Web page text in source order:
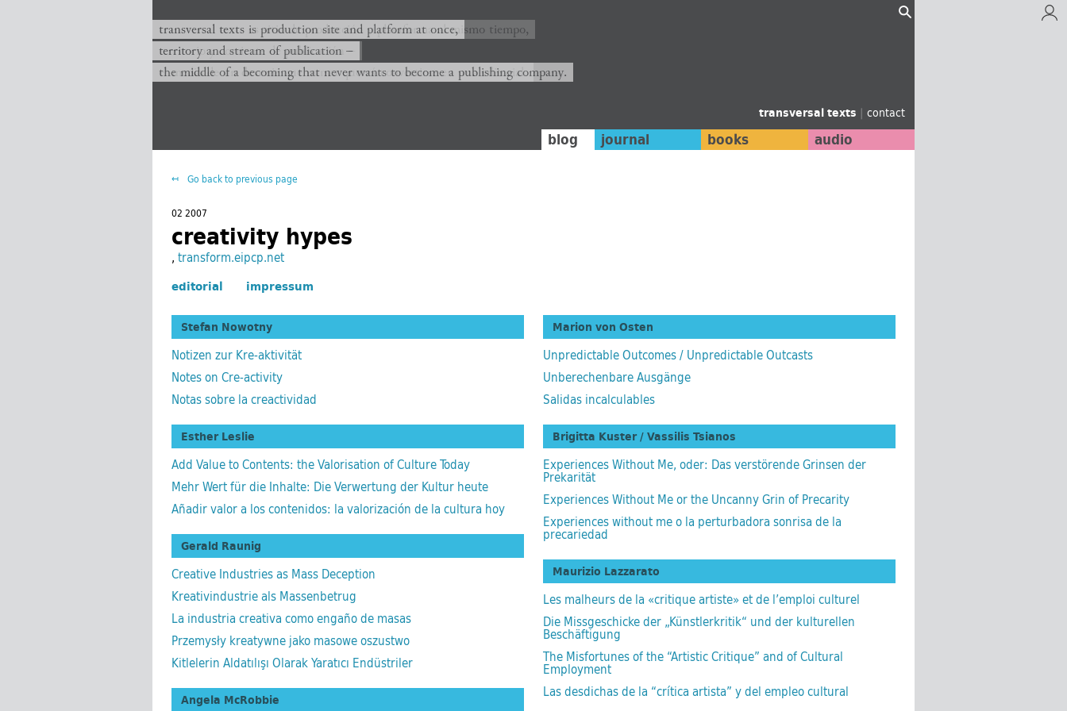
transversal texts es sitio de producción y plataforma al mismo tiempo,
territorio y corriente de publicación −
el medio de un devenir que nunca querrá convertirse en una editorial.
transversal texts is production site and platform at once,
territory and stream of publication −
the middle of a becoming that never wants to become a publishing company.
transversal texts | contact
blog journal books audio
Go back to previous page
02 2007
creativity hypes
, transform.eipcp.net
editorial
impressum
Stefan Nowotny
Notizen zur Kre-aktivität
Notes on Cre-activity
Notas sobre la creactividad
Esther Leslie
Add Value to Contents: the Valorisation of Culture Today
Mehr Wert für die Inhalte: Die Verwertung der Kultur heute
Añadir valor a los contenidos: la valorización de la cultura hoy
Gerald Raunig
Creative Industries as Mass Deception
Kreativindustrie als Massenbetrug
La industria creativa como engaño de masas
Przemysły kreatywne jako masowe oszustwo
Kitlelerin Aldatılışı Olarak Yaratıcı Endüstriler
Angela McRobbie
Marion von Osten
Unpredictable Outcomes / Unpredictable Outcasts
Unberechenbare Ausgänge
Salidas incalculables
Brigitta Kuster / Vassilis Tsianos
Experiences Without Me, oder: Das verstörende Grinsen der
Prekarität
Experiences Without Me or the Uncanny Grin of Precarity
Experiences without me o la perturbadora sonrisa de la
precariedad
Maurizio Lazzarato
Les malheurs de la «critique artiste» et de l’emploi culturel
Die Missgeschicke der „Künstlerkritik“ und der kulturellen
Beschäftigung
The Misfortunes of the “Artistic Critique” and of Cultural
Employment
Las desdichas de la “crítica artista” y del empleo cultural